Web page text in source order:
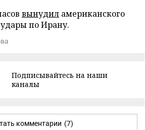
вынудил американского
по Ирану.
Подписывайтесь на наши
каналы
комментарии (7)